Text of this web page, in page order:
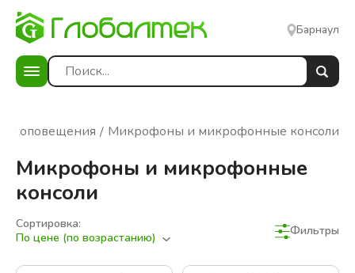
Барнаул
оповещения Микрофоны и микрофонные консоли
Микрофоны и микрофонные
консоли
Сортировка:
По цене (по возрастанию)
Фильтры
Фильтры Сбросить фильтры